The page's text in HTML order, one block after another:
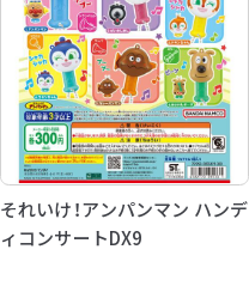
それいけ！アンパンマン ハンデ
ィコンサートDX9